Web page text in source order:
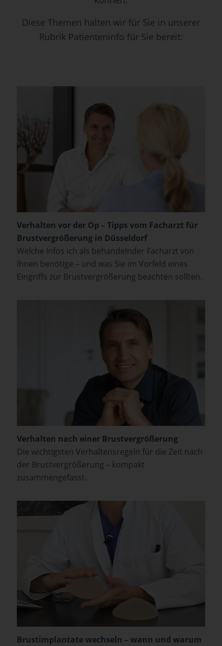
Diese Themen halten wir für Sie in unserer
Rubrik Patienteninfo für Sie bereit:
Verhalten vor der Op – Tipps vom Facharzt für
Brustvergrößerung in Düsseldorf
Welche Infos ich als behandelnder Facharzt von
Ihnen benötige – und was Sie im Vorfeld eines
Eingriffs zur Brustvergrößerung beachten sollten.
Verhalten nach einer Brustvergrößerung
Die wichtigsten Verhaltensregeln für die Zeit nach
der Brustvergrößerung – kompakt
zusammengefasst.
Brustimplantate wechseln – wann und warum